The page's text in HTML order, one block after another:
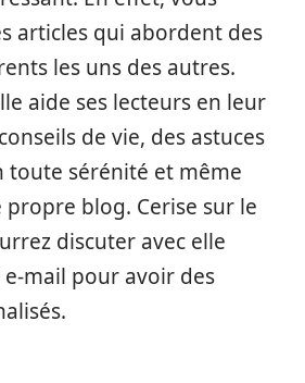
articles qui abordent des
les uns des autres.
aide ses lecteurs en leur
de vie, des astuces
toute sérénité et même
blog. Cerise sur le
discuter avec elle
mail pour avoir des